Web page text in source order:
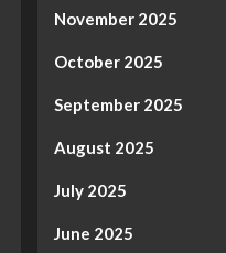
November 2025
October 2025
September 2025
August 2025
July 2025
June 2025